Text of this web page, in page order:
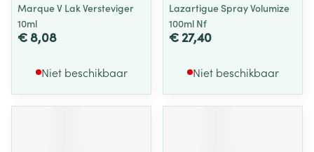
Marque V Lak Versteviger
10ml
€ 8,08
Niet beschikbaar
Lazartigue Spray Volumize
100ml Nf
€ 27,40
Niet beschikbaar